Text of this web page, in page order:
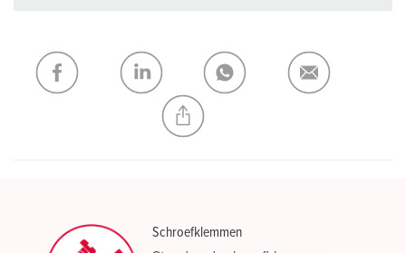
Mijn lijst TOEVOEGEN
NIEUW LIJST MAKEN
Schroefklemmen